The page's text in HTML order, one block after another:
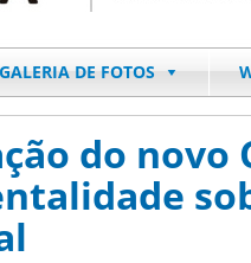
GALERIA DE FOTOS
do novo